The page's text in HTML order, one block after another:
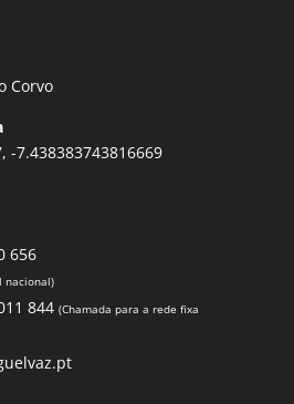
Corvo
-7.438383743816669
656
nacional)
844 (Chamada para a rede fixa